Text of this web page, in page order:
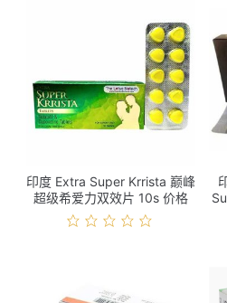
印度 Extra Super Krrista 巅峰
超级希爱力双效片 10s 价格